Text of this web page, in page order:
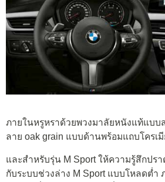
ภายในหรูหราด้วยพวงมาลัยหนังแท้แบบ
ลาย oak grain แบบด้านพร้อมแถบโครเ
และสำหรับรุ่น M Sport ให้ความรู้สึกปร
กับระบบช่วงล่าง M Sport แบบโหลดต่ำ